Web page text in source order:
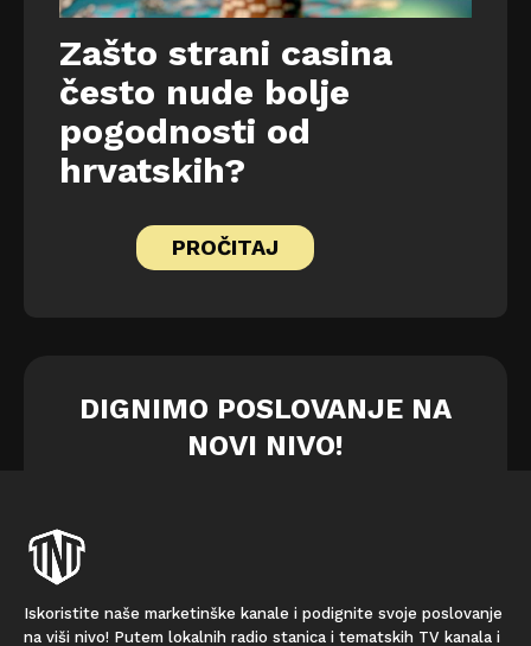
Zašto strani casina
često nude bolje
pogodnosti od
hrvatskih?
PROČITAJ
DIGNIMO POSLOVANJE NA
NOVI NIVO!
Iskoristite naše marketinške kanale i podignite svoje poslovanje
na viši nivo! Putem lokalnih radio stanica i tematskih TV kanala i